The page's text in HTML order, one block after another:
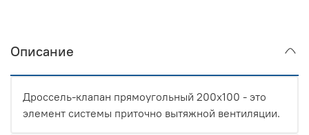
Описание
Дроссель-клапан прямоугольный 200x100 - это
элемент системы приточно вытяжной вентиляции.